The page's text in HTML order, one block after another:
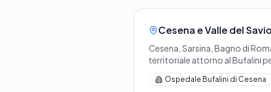
Cesena e Valle del Savio
Cesena, Sarsina, Bagno di
territoriale attorno al Bufalini
Ospedale Bufalini di Cesena